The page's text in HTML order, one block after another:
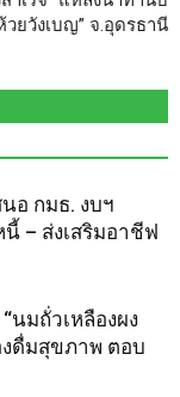
ยวังเบญ” จ.อุดรธานี
อ กมธ. งบฯ
– ส่งเสริมอาชีฟ
นมถั่วเหลืองผง
งดื่มสุขภาพ ตอบ